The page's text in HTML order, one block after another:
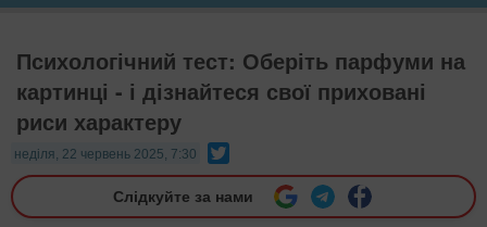
Психологічний тест: Оберіть парфуми на
картинці - і дізнайтеся свої приховані
риси характеру
неділя, 22 червень 2025, 7:30
Слідкуйте за нами